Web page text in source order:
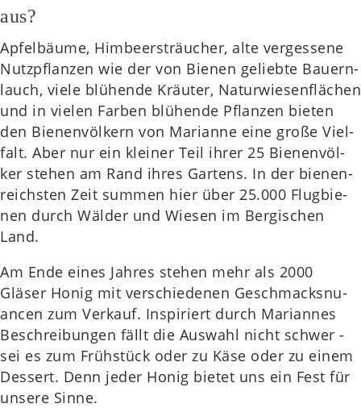
aus?
Apfel­bäu­me, Him­beer­sträu­cher, alte ver­ges­se­ne
Nutz­pflan­zen wie der von Bienen gelieb­te Bau­ern­
lauch, viele blü­hen­de Kräu­ter, Natur­wie­sen­flä­chen
und in vielen Farben blü­hen­de Pflan­zen bieten
den Bie­nen­völ­kern von Mari­an­ne eine große Viel­
falt. Aber nur ein klei­ner Teil ihrer 25 Bie­nen­völ­
ker stehen am Rand ihres Gar­tens. In der bie­nen­
reichs­ten Zeit summen hier über 25.000 Flug­bie­
nen durch Wälder und Wiesen im Ber­gi­schen
Land.
Am Ende eines Jahres stehen mehr als 2000
Gläser Honig mit ver­schie­de­nen Geschmacks­nu­
an­cen zum Ver­kauf. Inspi­riert durch Mari­an­nes
Beschrei­bun­gen fällt die Aus­wahl nicht schwer -
sei es zum Früh­stück oder zu Käse oder zu einem
Des­sert. Denn jeder Honig bietet uns ein Fest für
unsere Sinne.